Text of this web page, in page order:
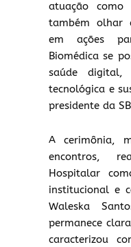
atuação como
também olhar
em ações
Biomédica se
saúde digital,
tecnológica e
presidente da
A cerimônia,
encontros,
Hospitalar
institucional e
Waleska
permanece
caracterizou